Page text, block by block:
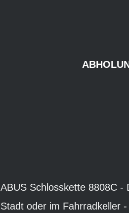
ABUS Schlosskette 8808C -
Stadt oder im Fahrradkeller